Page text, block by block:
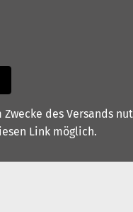
des Versands
Link möglich.